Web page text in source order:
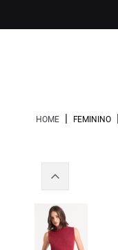
HOME | FEMININO |